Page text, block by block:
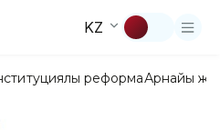
KZ
реформаАрнайы